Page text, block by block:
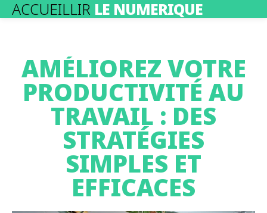
ACCUEILLIR LE NUMERIQUE
AMÉLIOREZ VOTRE
PRODUCTIVITÉ AU
TRAVAIL : DES
STRATÉGIES
SIMPLES ET
EFFICACES